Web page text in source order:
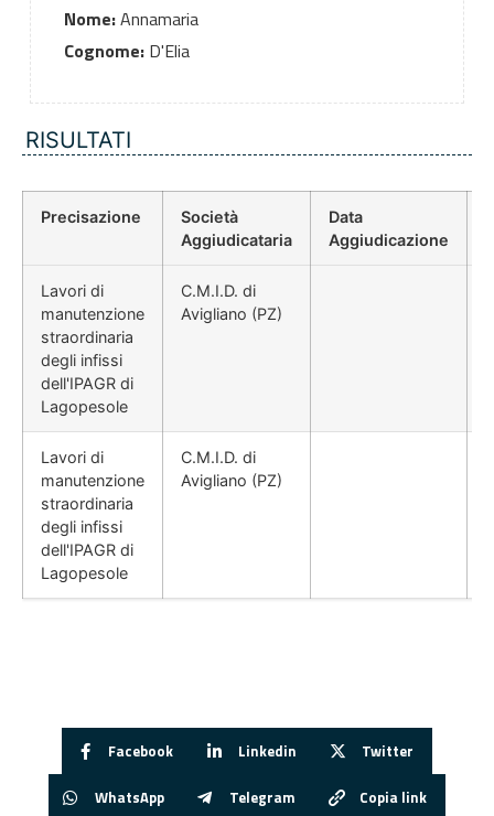
Nome:Annamaria
Cognome:D'Elia
RISULTATI
Precisazione
Società
Aggiudicataria
Data
Aggiudicazione
Lavori di
manutenzione
straordinaria
degli infissi
dell'IPAGR di
Lagopesole
C.M.I.D. di
Avigliano (PZ)
Lavori di
manutenzione
straordinaria
degli infissi
dell'IPAGR di
Lagopesole
C.M.I.D. di
Avigliano (PZ)
Facebook Linkedin Twitter
WhatsApp Telegram Copia link